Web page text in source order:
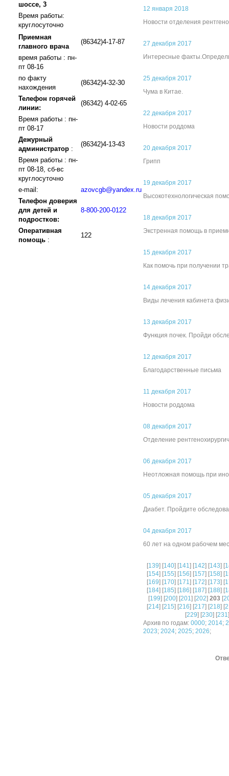
шоссе, 3
Время работы:
круглосуточно
Приемная
главного врача
(86342)4-17-87
время работы : пн-
пт 08-16
по факту
нахождения
(86342)4-32-30
Телефон горячей
линии:
(86342) 4-02-65
Время работы : пн-
пт 08-17
Дежурный
администратор :
(86342)4-13-43
Время работы : пн-
пт 08-18, сб-вс
круглосуточно
e-mail:
azovcgb@yandex.ru
Телефон доверия
для детей и
подростков:
8-800-200-0122
Оперативная
помощь :
122
12 января 2018
Новости отделения
27 декабря 2017
Интересные
25 декабря 2017
Чума в Китае.
22 декабря 2017
Новости роддома
20 декабря 2017
Грипп
19 декабря 2017
Высокотехнологическая
18 декабря 2017
Экстренная помощь в
15 декабря 2017
Как помочь при получении
14 декабря 2017
Виды лечения кабинета
13 декабря 2017
Функция почек. Пройди
12 декабря 2017
Благодарственные письма
11 декабря 2017
Новости роддома
08 декабря 2017
Отделение
06 декабря 2017
Неотложная помощь при
05 декабря 2017
Диабет. Пройдите
04 декабря 2017
60 лет на одном рабочем
[139] [140] [141] [142] [143] [
[154] [155] [156] [157] [158] [
[169] [170] [171] [172] [173] [
[184] [185] [186] [187] [188] [
[199] [200] [201] [202] 203 [
[214] [215] [216] [217] [218] [
[229] [230] [231
Архив по годам: 0000; 2014;
2023; 2024; 2025; 2026;